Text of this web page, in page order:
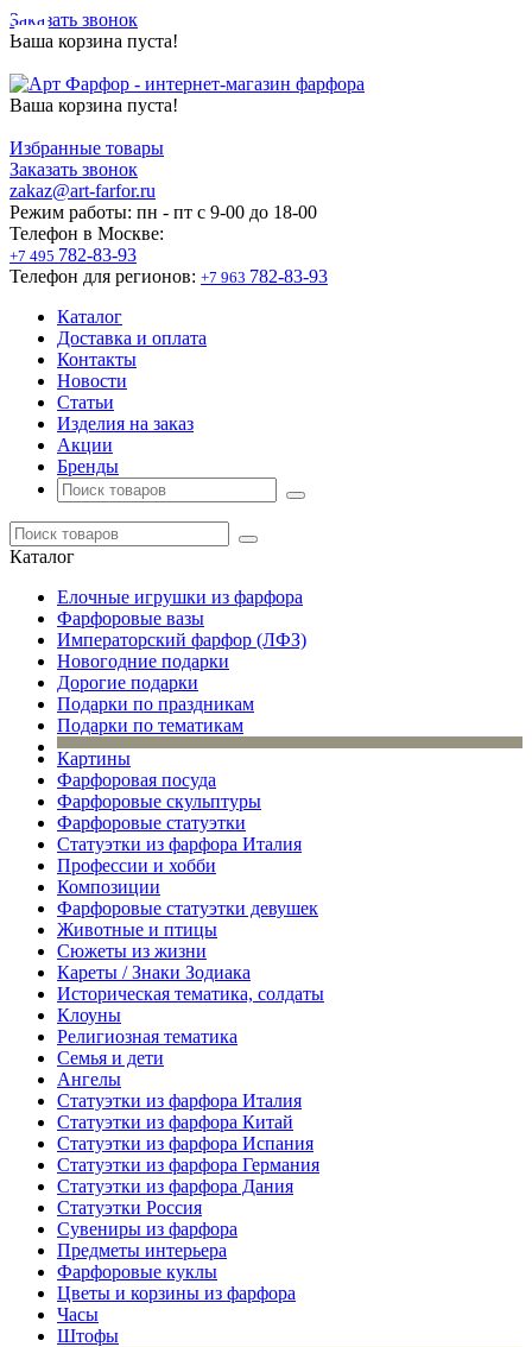
Заказать звонок
Ваша корзина пуста!
Ваша корзина пуста!
Избранные товары
Заказать звонок
zakaz@art-farfor.ru
Режим работы: пн - пт c 9-00 до 18-00
Телефон в Москве:
+7 495 782-83-93
Телефон для регионов: +7 963 782-83-93
Каталог
Доставка и оплата
Контакты
Новости
Статьи
Изделия на заказ
Акции
Бренды
Каталог
Елочные игрушки из фарфора
Фарфоровые вазы
Императорский фарфор (ЛФЗ)
Новогодние подарки
Дорогие подарки
Подарки по праздникам
Подарки по тематикам
Картины
Фарфоровая посуда
Фарфоровые скульптуры
Фарфоровые статуэтки
Статуэтки из фарфора Италия
Профессии и хобби
Композиции
Фарфоровые статуэтки девушек
Животные и птицы
Сюжеты из жизни
Кареты / Знаки Зодиака
Историческая тематика, солдаты
Клоуны
Религиозная тематика
Семья и дети
Ангелы
Статуэтки из фарфора Италия
Статуэтки из фарфора Китай
Статуэтки из фарфора Испания
Статуэтки из фарфора Германия
Статуэтки из фарфора Дания
Статуэтки Россия
Сувениры из фарфора
Предметы интерьера
Фарфоровые куклы
Цветы и корзины из фарфора
Часы
Штофы